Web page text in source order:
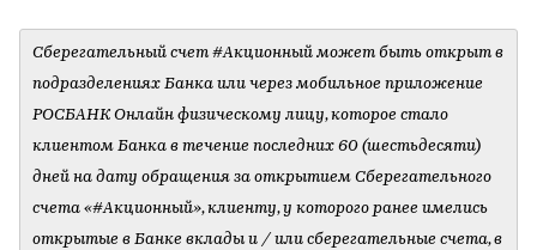
Сберегательный счет #Акционный может быть открыт в
подразделениях Банка или через мобильное приложение
РОСБАНК Онлайн физическому лицу, которое стало
клиентом Банка в течение последних 60 (шестьдесяти)
дней на дату обращения за открытием Сберегательного
счета «#Акционный», клиенту, у которого ранее имелись
открытые в Банке вклады и / или сберегательные счета, в